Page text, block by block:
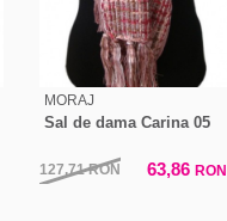
MORAJ
Sal de dama Carina 05
127,71RON 63,86 RON